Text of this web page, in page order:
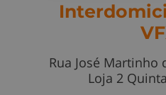
Rua José Martinho
Loja 2